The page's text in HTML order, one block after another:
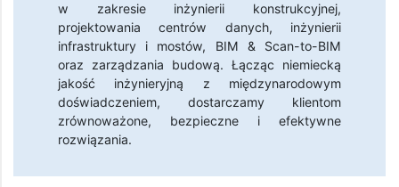
w zakresie inżynierii konstrukcyjnej,
projektowania centrów danych, inżynierii
infrastruktury i mostów, BIM & Scan-to-BIM
oraz zarządzania budową. Łącząc niemiecką
jakość inżynieryjną z międzynarodowym
doświadczeniem, dostarczamy klientom
zrównoważone, bezpieczne i efektywne
rozwiązania.